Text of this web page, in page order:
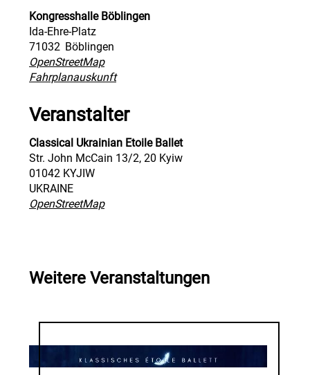
Kongresshalle Böblingen
Ida-Ehre-Platz
71032 Böblingen
OpenStreetMap
Fahrplanauskunft
Veranstalter
Classical Ukrainian Etoile Ballet
Str. John McCain 13/2, 20 Kyiw
01042 KYJIW
UKRAINE
OpenStreetMap
Weitere Veranstaltungen